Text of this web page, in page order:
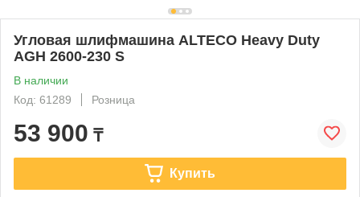
Угловая шлифмашина ALTECO Heavy Duty
AGH 2600-230 S
В наличии
Код: 61289
Розница
53 900 ₸
Купить